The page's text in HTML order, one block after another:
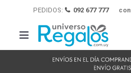
PEDIDOS: 092 677 777
